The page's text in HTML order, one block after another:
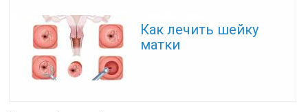
Как лечить шейку
матки